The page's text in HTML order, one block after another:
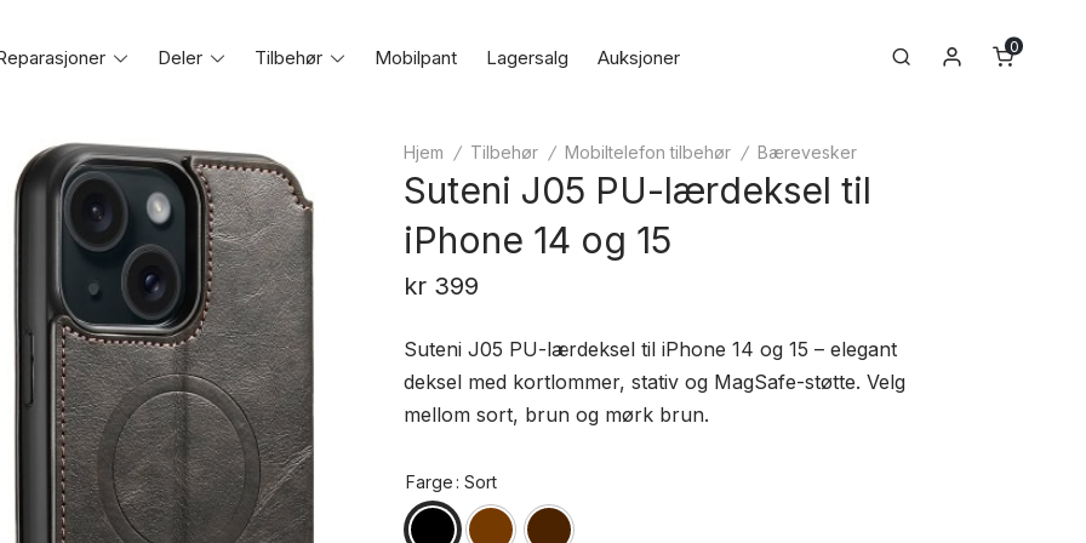
ToggleDeler
ToggleTilbehør
ToggleMobilpant Lagersalg Auksjoner Search Min konto
0
Hjem / Tilbehør / Mobiltelefon tilbehør / Bærevesker
Suteni J05 PU-lærdeksel til
iPhone 14 og 15
kr399
Suteni J05 PU-lærdeksel til iPhone 14 og 15 – elegant
deksel med kortlommer, stativ og MagSafe-støtte. Velg
mellom sort, brun og mørk brun.
Farge : Sort